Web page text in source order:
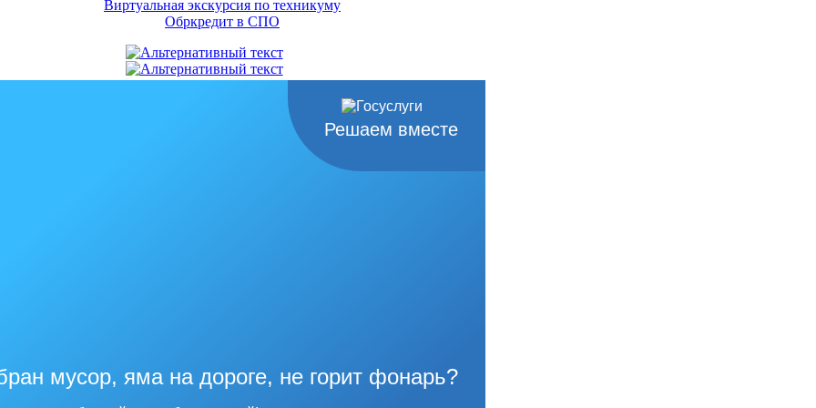
Виртуальная экскурсия по техникуму
Обркредит в СПО
Решаем вместе
мусор, яма на дороге, не горит фонарь?